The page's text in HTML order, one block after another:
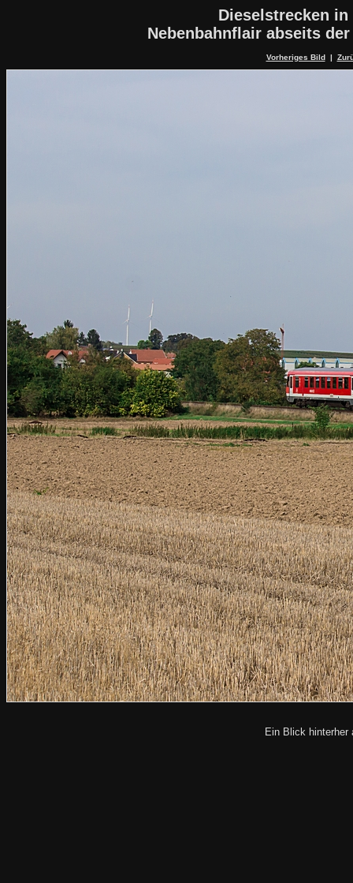
Dieselstrecken
Nebenbahnflair abseits
Vorheriges Bild
Ein Blick hinterher